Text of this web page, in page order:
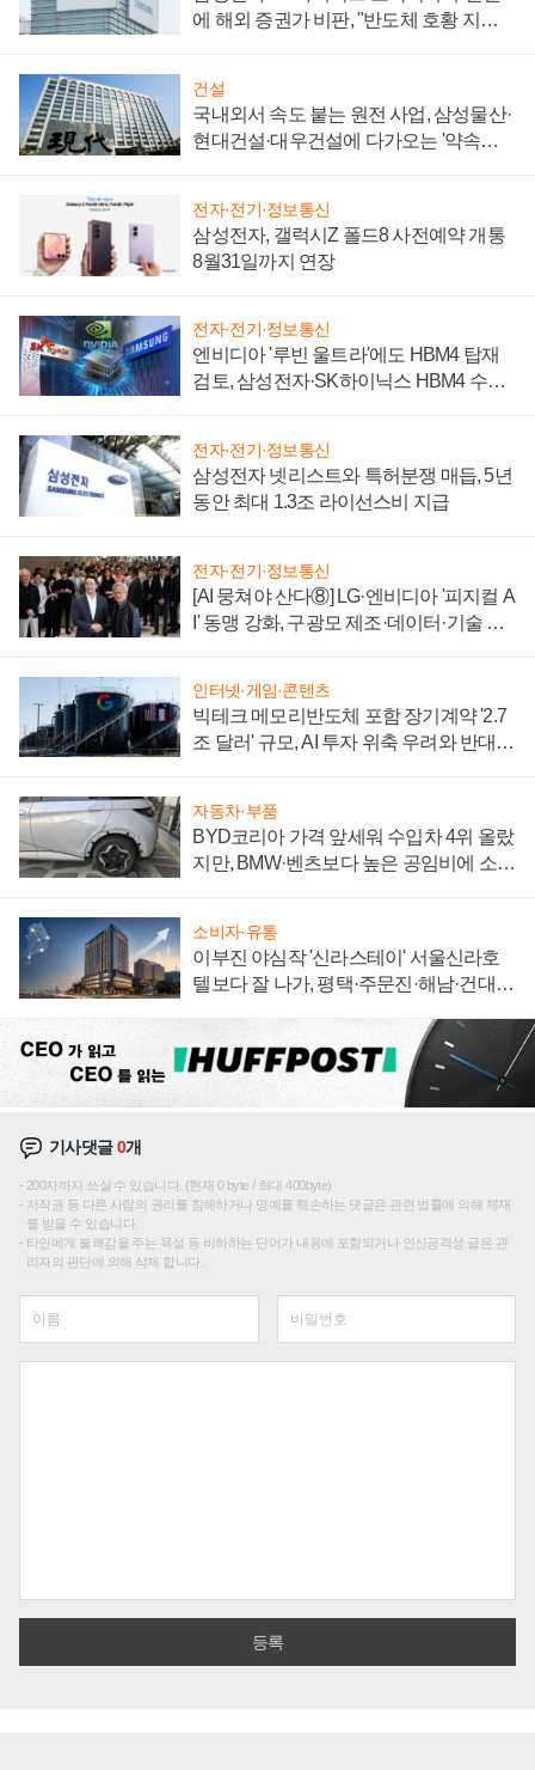
에 해외 증권가 비판, "반도체 호황 지속
건설
국내외서 속도 붙는 원전 사업, 삼성물산·
현대건설·대우건설에 다가오는 '약속의
전자·전기·정보통신
삼성전자, 갤럭시Z 폴드8 사전예약 개통
8월31일까지 연장
전자·전기·정보통신
엔비디아 '루빈 울트라'에도 HBM4 탑재
검토, 삼성전자·SK하이닉스 HBM4 수율
전자·전기·정보통신
삼성전자 넷리스트와 특허분쟁 매듭, 5년
동안 최대 1.3조 라이선스비 지급
전자·전기·정보통신
[AI 뭉쳐야 산다⑧] LG·엔비디아 '피지컬 A
I' 동맹 강화, 구광모 제조·데이터·기술 결
인터넷·게임·콘텐츠
빅테크 메모리반도체 포함 장기계약 '2.7
조 달러' 규모, AI 투자 위축 우려와 반대
자동차·부품
BYD코리아 가격 앞세워 수입차 4위 올랐
지만, BMW·벤츠보다 높은 공임비에 소비
소비자·유통
이부진 야심작 '신라스테이' 서울신라호
텔보다 잘 나가, 평택·주문진·해남·건대로
기사댓글0개
200자까지 쓰실 수 있습니다. (현재 0 byte / 최대 400byte)
저작권 등 다른 사람의 권리를 침해하거나 명예를 훼손하는 댓글은 관련 법률에 의해 제재
를 받을 수 있습니다.
타인에게 불쾌감을 주는 욕설 등 비하하는 단어가 내용에 포함되거나 인신공격성 글은 관
리자의 판단에 의해 삭제 합니다.